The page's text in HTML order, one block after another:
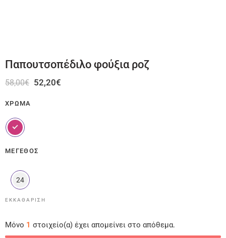
Παπουτσοπέδιλο φούξια ροζ
58,00€ 52,20€
ΧΡΏΜΑ
ΜΈΓΕΘΟΣ
24
ΕΚΚΑΘΆΡΙΣΗ
Μόνο 1 στοιχείο(α) έχει απομείνει στο απόθεμα.